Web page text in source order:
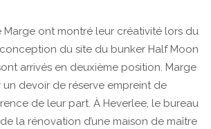
Marge ont montré leur créativité lors du
du site du bunker Half Moon
arrivés en deuxième position. Marge
devoir de réserve empreint de
de leur part. À Heverlee, le bureau
la rénovation d’une maison de maître